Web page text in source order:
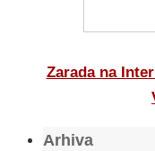
Zarada na
Arhiva